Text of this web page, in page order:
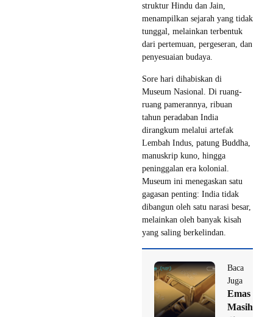
struktur Hindu dan Jain,
menampilkan sejarah yang tidak
tunggal, melainkan terbentuk
dari pertemuan, pergeseran, dan
penyesuaian budaya.
Sore hari dihabiskan di
Museum Nasional. Di ruang-
ruang pamerannya, ribuan
tahun peradaban India
dirangkum melalui artefak
Lembah Indus, patung Buddha,
manuskrip kuno, hingga
peninggalan era kolonial.
Museum ini menegaskan satu
gagasan penting: India tidak
dibangun oleh satu narasi besar,
melainkan oleh banyak kisah
yang saling berkelindan.
Baca
Juga
Emas
Masih